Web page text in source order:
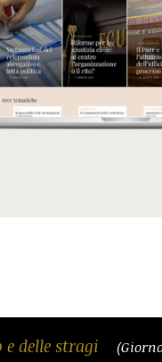
delle stragi